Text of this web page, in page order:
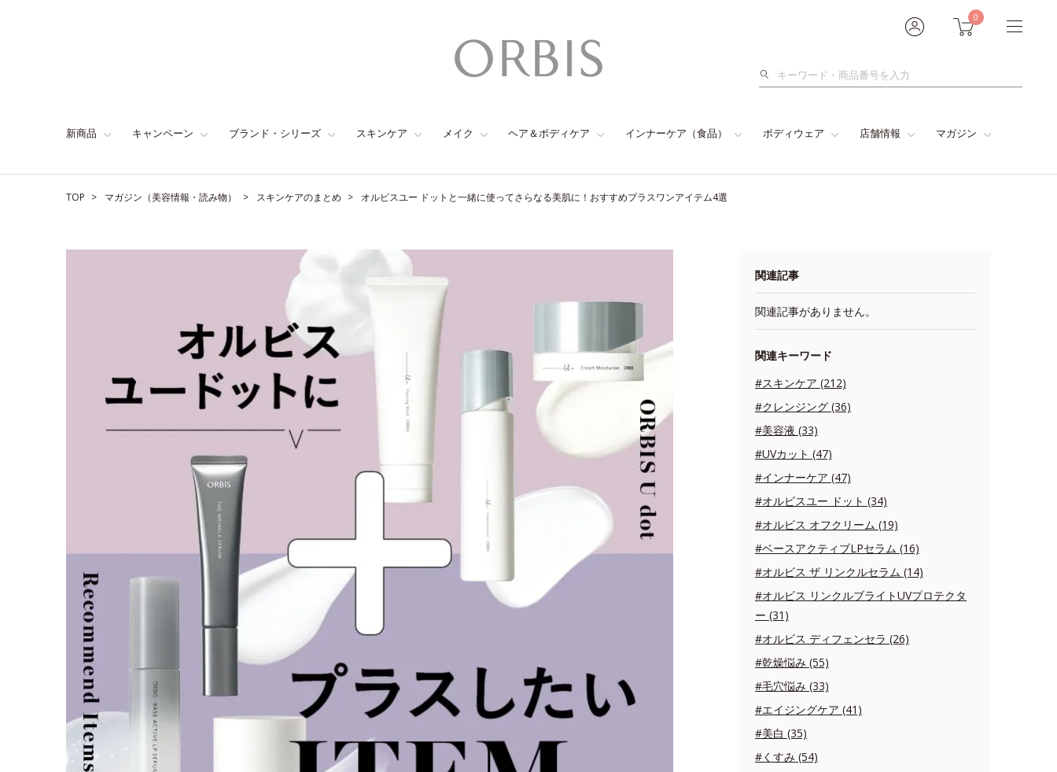
0
検
新商品 キャンペーン ブランド・シリーズ スキンケア メイク ヘア＆ボディケア インナーケア（食品） ボディウェア 店舗情報 マガジン
TOP マガジン（美容情報・読み物） スキンケアのまとめ オルビスユー ドットと一緒に使ってさらなる美肌に！おすすめプラスワンアイテム4選
関連記事
関連記事がありません。
関連キーワード
#スキンケア (212)
#クレンジング (36)
#美容液 (33)
#UVカット (47)
#インナーケア (47)
#オルビスユー ドット (34)
#オルビス オフクリーム (19)
#ベースアクティブLPセラム (16)
#オルビス ザ リンクルセラム (14)
#オルビス リンクルブライトUVプロテクタ
ー (31)
#オルビス ディフェンセラ (26)
#乾燥悩み (55)
#毛穴悩み (33)
#エイジングケア (41)
#美白 (35)
#くすみ (54)